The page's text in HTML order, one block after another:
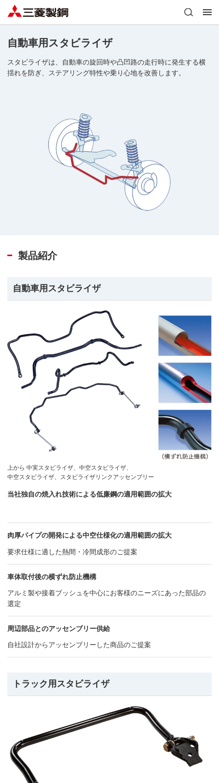
自動車用スタビライザ
スタビライザは、自動車の旋回時や凸凹路の走行時に発生する横
揺れを防ぎ、ステアリング特性や乗り心地を改善します。
製品紹介
自動車用スタビライザ
上から 中実スタビライザ、中空スタビライザ、
中空スタビライザ、スタビライザリンクアッセンブリー
当社独自の焼入れ技術による低廉鋼の適用範囲の拡大
肉厚パイプの開発による中空仕様化の適用範囲の拡大
要求仕様に適した熱間・冷間成形のご提案
車体取付後の横ずれ防止機構
アルミ製や接着ブッシュを中心にお客様のニーズにあった部品の
選定
周辺部品とのアッセンブリー供給
自社設計からアッセンブリーした商品のご提案
トラック用スタビライザ